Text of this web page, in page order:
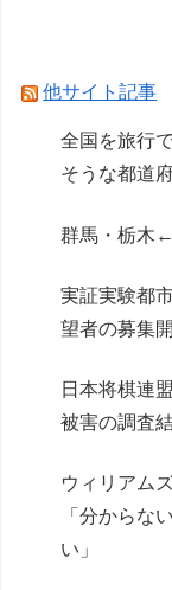
【画像】オ
ライザは
ｗ」←これ
他サイト記事
全国を旅行
そうな都道
群馬・栃木
実証実験都
望者の募集
日本将棋連
被害の調査
ウィリアム
「分からな
い」